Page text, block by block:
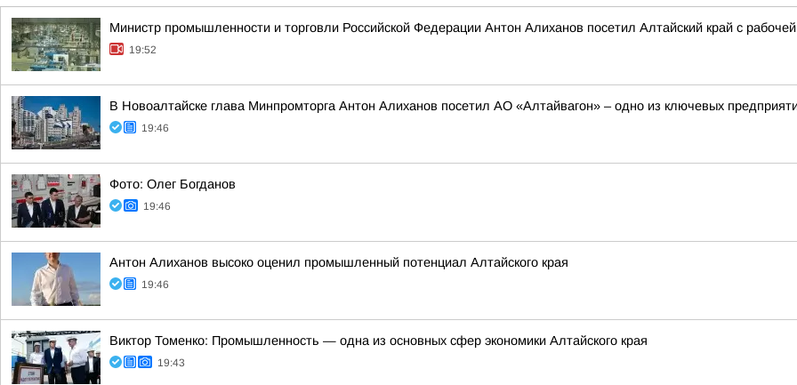
Министр промышленности и торговли Российской Федерации Антон Алиханов посетил Алтайский край с
19:52
В Новоалтайске глава Минпромторга Антон Алиханов посетил АО «Алтайвагон» – одно из ключевых
19:46
Фото: Олег Богданов
19:46
Антон Алиханов высоко оценил промышленный потенциал Алтайского края
19:46
Виктор Томенко: Промышленность — одна из основных сфер экономики Алтайского края
19:43